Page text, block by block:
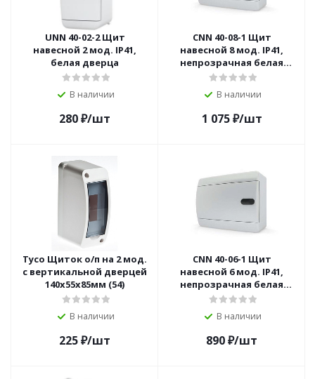
UNN 40-02-2 Щит
навесной 2 мод. IP41,
белая дверца
В наличии
280₽/шт
CNN 40-08-1 Щит
навесной 8 мод. IP41,
непрозрачная белая
дверца
В наличии
1 075₽/шт
Тусо Щиток о/п на 2 мод.
с вертикальной дверцей
140х55х85мм (54)
В наличии
225₽/шт
CNN 40-06-1 Щит
навесной 6 мод. IP41,
непрозрачная белая
дверца
В наличии
890₽/шт